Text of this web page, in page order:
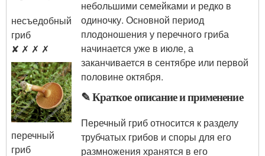
несъедобный
гриб
✘ ✗ ✗ ✗
перечный
гриб
небольшими семейками и редко в
одиночку. Основной период
плодоношения у перечного гриба
начинается уже в июле, а
заканчивается в сентябре или первой
половине октября.
✎ Краткое описание и применение
Перечный гриб относится к разделу
трубчатых грибов и споры для его
размножения хранятся в его